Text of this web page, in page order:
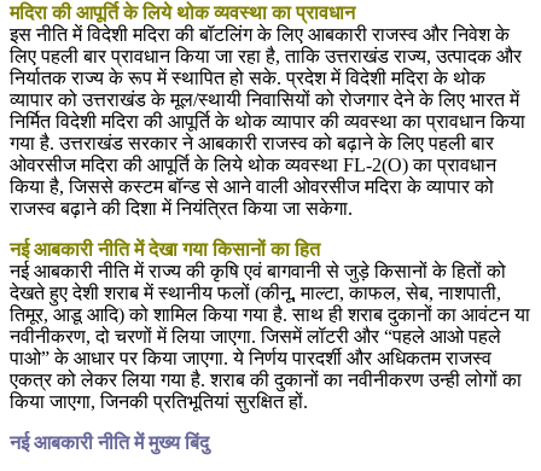
मदिरा की आपूर्ति के लिये थोक व्यवस्था का प्रावधान
इस नीति में विदेशी मदिरा की बॉटलिंग के लिए आबकारी राजस्व और निवेश के
लिए पहली बार प्रावधान किया जा रहा है, ताकि उत्तराखंड राज्य, उत्पादक और
निर्यातक राज्य के रूप में स्थापित हो सके. प्रदेश में विदेशी मदिरा के थोक
व्यापार को उत्तराखंड के मूल/स्थायी निवासियों को रोजगार देने के लिए भारत में
निर्मित विदेशी मदिरा की आपूर्ति के थोक व्यापार की व्यवस्था का प्रावधान किया
गया है. उत्तराखंड सरकार ने आबकारी राजस्व को बढ़ाने के लिए पहली बार
ओवरसीज मदिरा की आपूर्ति के लिये थोक व्यवस्था FL-2(O) का प्रावधान
किया है, जिससे कस्टम बॉन्ड से आने वाली ओवरसीज मदिरा के व्यापार को
राजस्व बढ़ाने की दिशा में नियंत्रित किया जा सकेगा.
नई आबकारी नीति में देखा गया किसानों का हित
नई आबकारी नीति में राज्य की कृषि एवं बागवानी से जुड़े किसानों के हितों को
देखते हुए देशी शराब में स्थानीय फलों (कीनू, माल्टा, काफल, सेब, नाशपाती,
तिमूर, आडू आदि) को शामिल किया गया है. साथ ही शराब दुकानों का आवंटन या
नवीनीकरण, दो चरणों में लिया जाएगा. जिसमें लॉटरी और “पहले आओ पहले
पाओ” के आधार पर किया जाएगा. ये निर्णय पारदर्शी और अधिकतम राजस्व
एकत्र को लेकर लिया गया है. शराब की दुकानों का नवीनीकरण उन्ही लोगों का
किया जाएगा, जिनकी प्रतिभूतियां सुरक्षित हों.
नई आबकारी नीति में मुख्य बिंदु